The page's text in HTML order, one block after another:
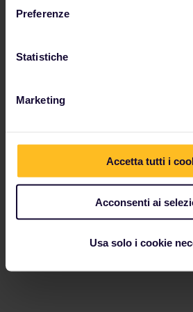
Preferenze
Statistiche
Marketing
Accetta tutti i
Acconsenti ai
Usa solo i cookie